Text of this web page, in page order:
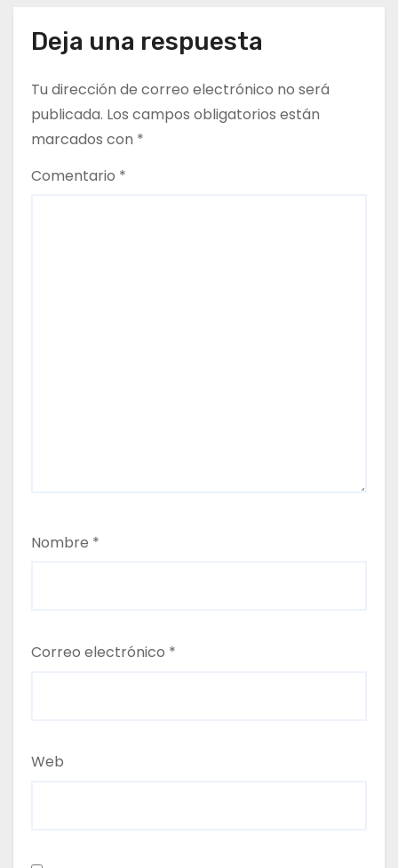
n
t
r
a
Deja una respuesta
Tu dirección de correo electrónico no será
publicada. Los campos obligatorios están
marcados con *
Comentario *
Nombre *
Correo electrónico *
Web